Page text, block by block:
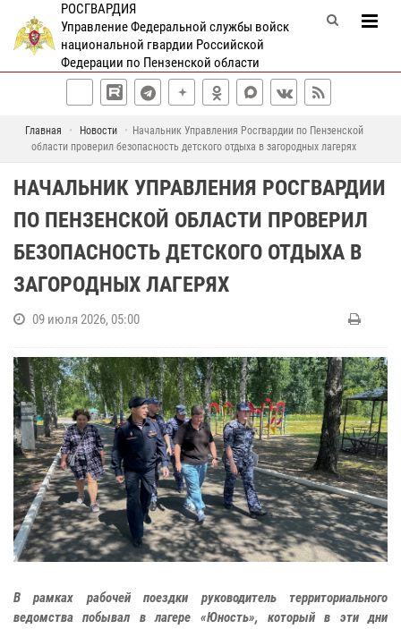
РОСГВАРДИЯ
Управление Федеральной службы войск
национальной гвардии Российской
Федерации по Пензенской области
Главная Новости
Начальник Управления Росгвардии по Пензенской
области проверил безопасность детского отдыха в загородных лагерях
НАЧАЛЬНИК УПРАВЛЕНИЯ РОСГВАРДИИ
ПО ПЕНЗЕНСКОЙ ОБЛАСТИ ПРОВЕРИЛ
БЕЗОПАСНОСТЬ ДЕТСКОГО ОТДЫХА В
ЗАГОРОДНЫХ ЛАГЕРЯХ
09 июля 2026, 05:00
В рамках рабочей поездки руководитель территориального
ведомства побывал в лагере «Юность», который в эти дни